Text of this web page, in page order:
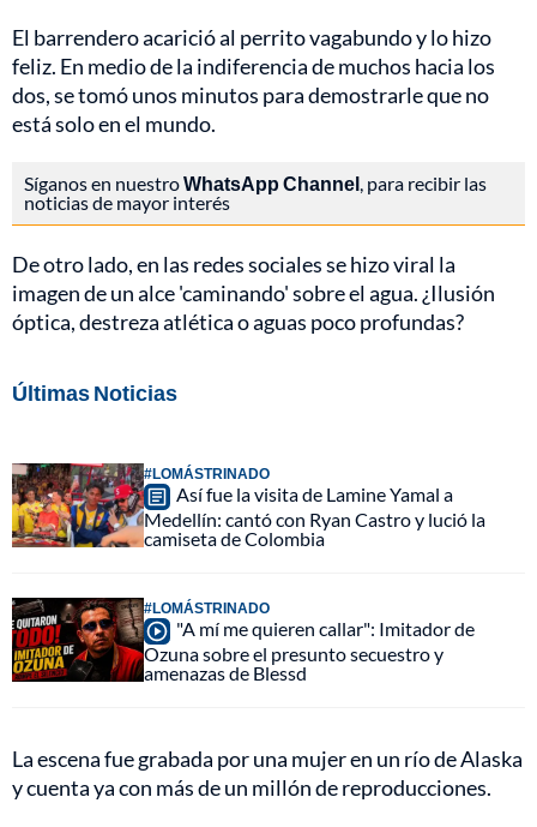
El barrendero acarició al perrito vagabundo y lo hizo
feliz. En medio de la indiferencia de muchos hacia los
dos, se tomó unos minutos para demostrarle que no
está solo en el mundo.
Síganos en nuestroWhatsApp Channel, para recibir las
noticias de mayor interés
De otro lado, en las redes sociales se hizo viral la
imagen de un alce 'caminando' sobre el agua. ¿Ilusión
óptica, destreza atlética o aguas poco profundas?
Últimas Noticias
#LOMÁSTRINADO
Así fue la visita de Lamine Yamal a
Medellín: cantó con Ryan Castro y lució la
camiseta de Colombia
#LOMÁSTRINADO
"A mí me quieren callar": Imitador de
Ozuna sobre el presunto secuestro y
amenazas de Blessd
La escena fue grabada por una mujer en un río de Alaska
y cuenta ya con más de un millón de reproducciones.